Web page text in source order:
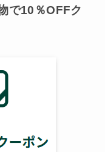
で10％OFFク